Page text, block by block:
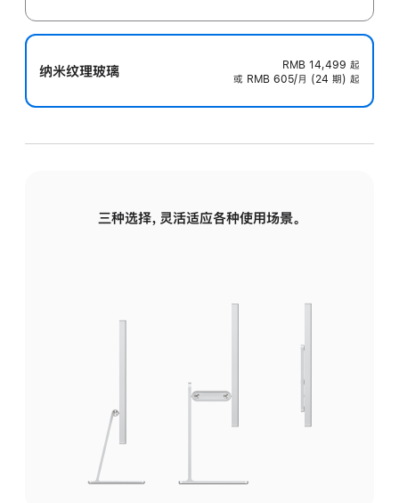
纳米纹理玻璃 RMB 14,499 起
或 RMB 605/月 (24 期) 起
三种选择，灵活适应各种使用场景。